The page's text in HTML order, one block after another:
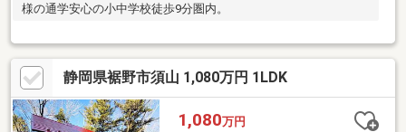
様の通学安心の小中学校徒歩9分圏内。
静岡県裾野市須山 1,080万円 1LDK
1,080万円